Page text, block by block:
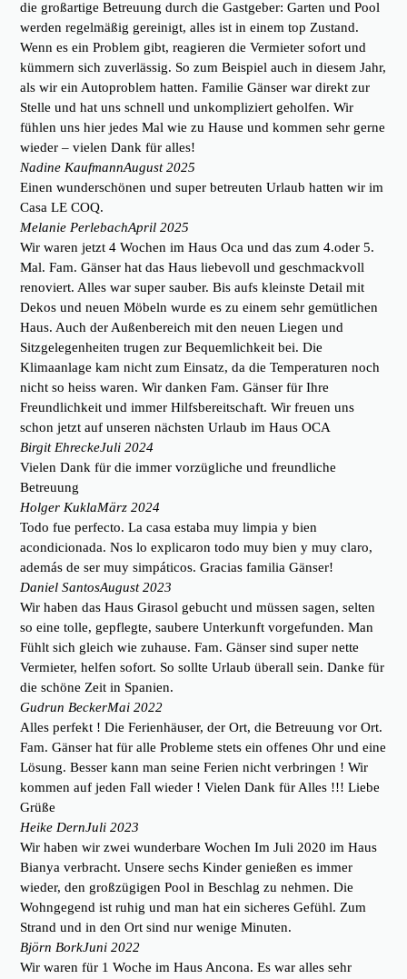
die großartige Betreuung durch die Gastgeber: Garten und Pool
werden regelmäßig gereinigt, alles ist in einem top Zustand.
Wenn es ein Problem gibt, reagieren die Vermieter sofort und
kümmern sich zuverlässig. So zum Beispiel auch in diesem Jahr,
als wir ein Autoproblem hatten. Familie Gänser war direkt zur
Stelle und hat uns schnell und unkompliziert geholfen. Wir
fühlen uns hier jedes Mal wie zu Hause und kommen sehr gerne
wieder – vielen Dank für alles!
Nadine KaufmannAugust 2025
Einen wunderschönen und super betreuten Urlaub hatten wir im
Casa LE COQ.
Melanie PerlebachApril 2025
Wir waren jetzt 4 Wochen im Haus Oca und das zum 4.oder 5.
Mal. Fam. Gänser hat das Haus liebevoll und geschmackvoll
renoviert. Alles war super sauber. Bis aufs kleinste Detail mit
Dekos und neuen Möbeln wurde es zu einem sehr gemütlichen
Haus. Auch der Außenbereich mit den neuen Liegen und
Sitzgelegenheiten trugen zur Bequemlichkeit bei. Die
Klimaanlage kam nicht zum Einsatz, da die Temperaturen noch
nicht so heiss waren. Wir danken Fam. Gänser für Ihre
Freundlichkeit und immer Hilfsbereitschaft. Wir freuen uns
schon jetzt auf unseren nächsten Urlaub im Haus OCA
Birgit EhreckeJuli 2024
Vielen Dank für die immer vorzügliche und freundliche
Betreuung
Holger KuklaMärz 2024
Todo fue perfecto. La casa estaba muy limpia y bien
acondicionada. Nos lo explicaron todo muy bien y muy claro,
además de ser muy simpáticos. Gracias familia Gänser!
Daniel SantosAugust 2023
Wir haben das Haus Girasol gebucht und müssen sagen, selten
so eine tolle, gepflegte, saubere Unterkunft vorgefunden. Man
Fühlt sich gleich wie zuhause. Fam. Gänser sind super nette
Vermieter, helfen sofort. So sollte Urlaub überall sein. Danke für
die schöne Zeit in Spanien.
Gudrun BeckerMai 2022
Alles perfekt ! Die Ferienhäuser, der Ort, die Betreuung vor Ort.
Fam. Gänser hat für alle Probleme stets ein offenes Ohr und eine
Lösung. Besser kann man seine Ferien nicht verbringen ! Wir
kommen auf jeden Fall wieder ! Vielen Dank für Alles !!! Liebe
Grüße
Heike DernJuli 2023
Wir haben wir zwei wunderbare Wochen Im Juli 2020 im Haus
Bianya verbracht. Unsere sechs Kinder genießen es immer
wieder, den großzügigen Pool in Beschlag zu nehmen. Die
Wohngegend ist ruhig und man hat ein sicheres Gefühl. Zum
Strand und in den Ort sind nur wenige Minuten.
Björn BorkJuni 2022
Wir waren für 1 Woche im Haus Ancona. Es war alles sehr